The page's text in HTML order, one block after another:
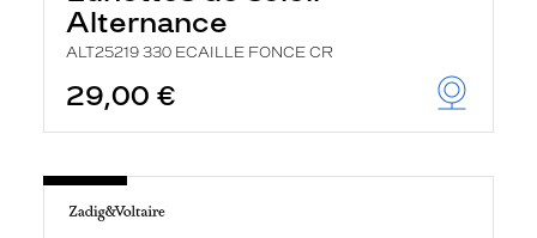
Alternance
ALT25219 330 ECAILLE FONCE CR
29,00 €